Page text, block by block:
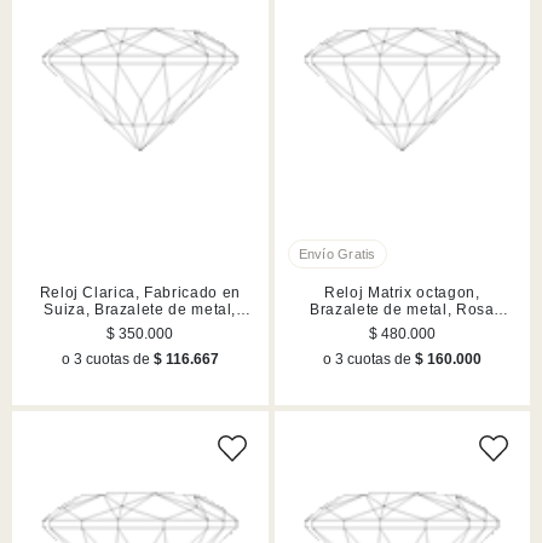
Reloj Clarica, Fabricado en
Suiza, Brazalete de metal,
Dorado, Acabado en tono oro
$ 350.000
o 3 cuotas de $ 116.667
Reloj Matrix octagon,
Brazalete de metal, Rosa
dorado, Acabado en tono oro
rosa
$ 480.000
o 3 cuotas de $ 160.000